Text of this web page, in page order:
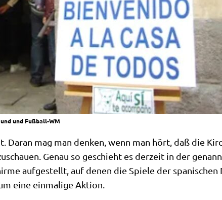
und Fußball-WM
Dar­an mag man den­ken, wenn man hört, daß die
Genau so geschieht es der­zeit in der
auf­ge­stellt, auf denen die Spie­le der
eine ein­ma­li­ge Aktion.